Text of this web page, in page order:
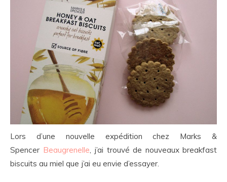
Lors d’une nouvelle expédition chez Marks &
Spencer Beaugrenelle, j’ai trouvé de nouveaux breakfast
biscuits au miel que j’ai eu envie d’essayer.